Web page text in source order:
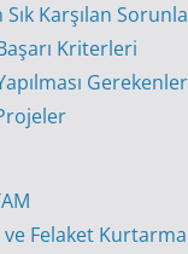
Karşılan
Kriterleri
Gerekenler
Felaket